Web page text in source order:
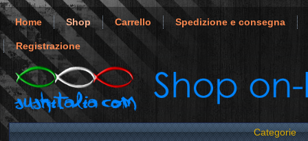
Home Shop Carrello Spedizione e consegna
Registrazione
Categorie